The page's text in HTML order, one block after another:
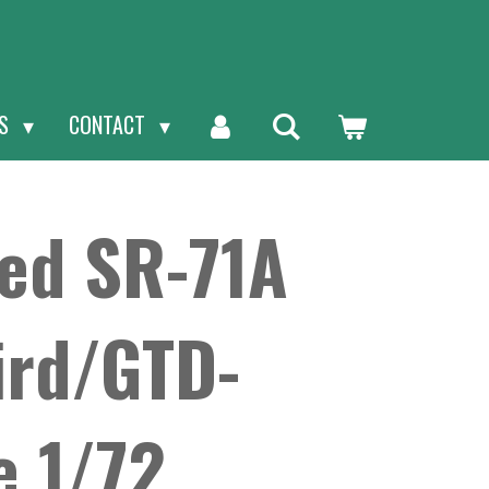
CONTACT
SR-71A
GTD-